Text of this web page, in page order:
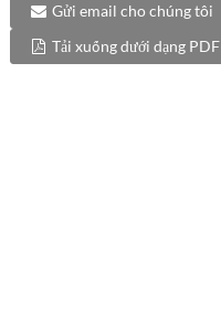
Gửi email cho chúng tôi
Tải xuống dưới dạng PDF